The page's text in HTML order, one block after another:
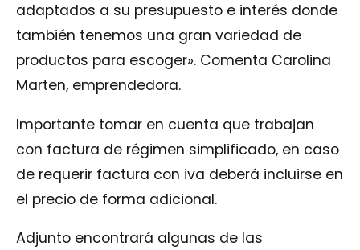
adaptados a su presupuesto e interés donde
también tenemos una gran variedad de
productos para escoger». Comenta Carolina
Marten, emprendedora.
Importante tomar en cuenta que trabajan
con factura de régimen simplificado, en caso
de requerir factura con iva deberá incluirse en
el precio de forma adicional.
Adjunto encontrará algunas de las